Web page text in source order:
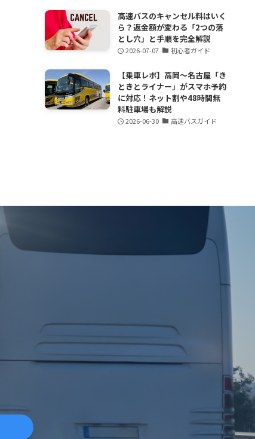
高速バスのキャンセル料はいく
ら？返金額が変わる「2つの落
とし穴」と手順を完全解説
2026-07-07 初心者ガイド
【乗車レポ】高岡〜名古屋「き
ときとライナー」がスマホ予約
に対応！ネット割や48時間無
料駐車場も解説
2026-06-30 高速バスガイド